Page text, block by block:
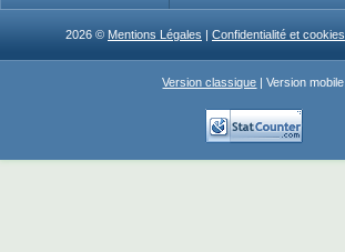
2026 © Mentions Légales | Confidentialité et cookies
Version classique | Version mobile